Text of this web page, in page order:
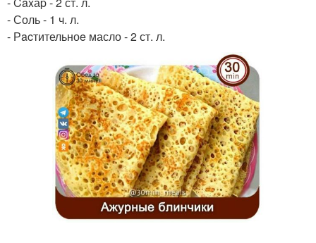
- Соль - 1 ч. л.
- Рacтительноe масло - 2 ст. л.